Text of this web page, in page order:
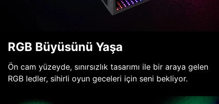
RGB Büyüsünü Yaşa
Ön cam yüzeyde, sınırsızlık tasarımı ile bir araya gelen
RGB ledler, sihirli oyun geceleri için seni bekliyor.